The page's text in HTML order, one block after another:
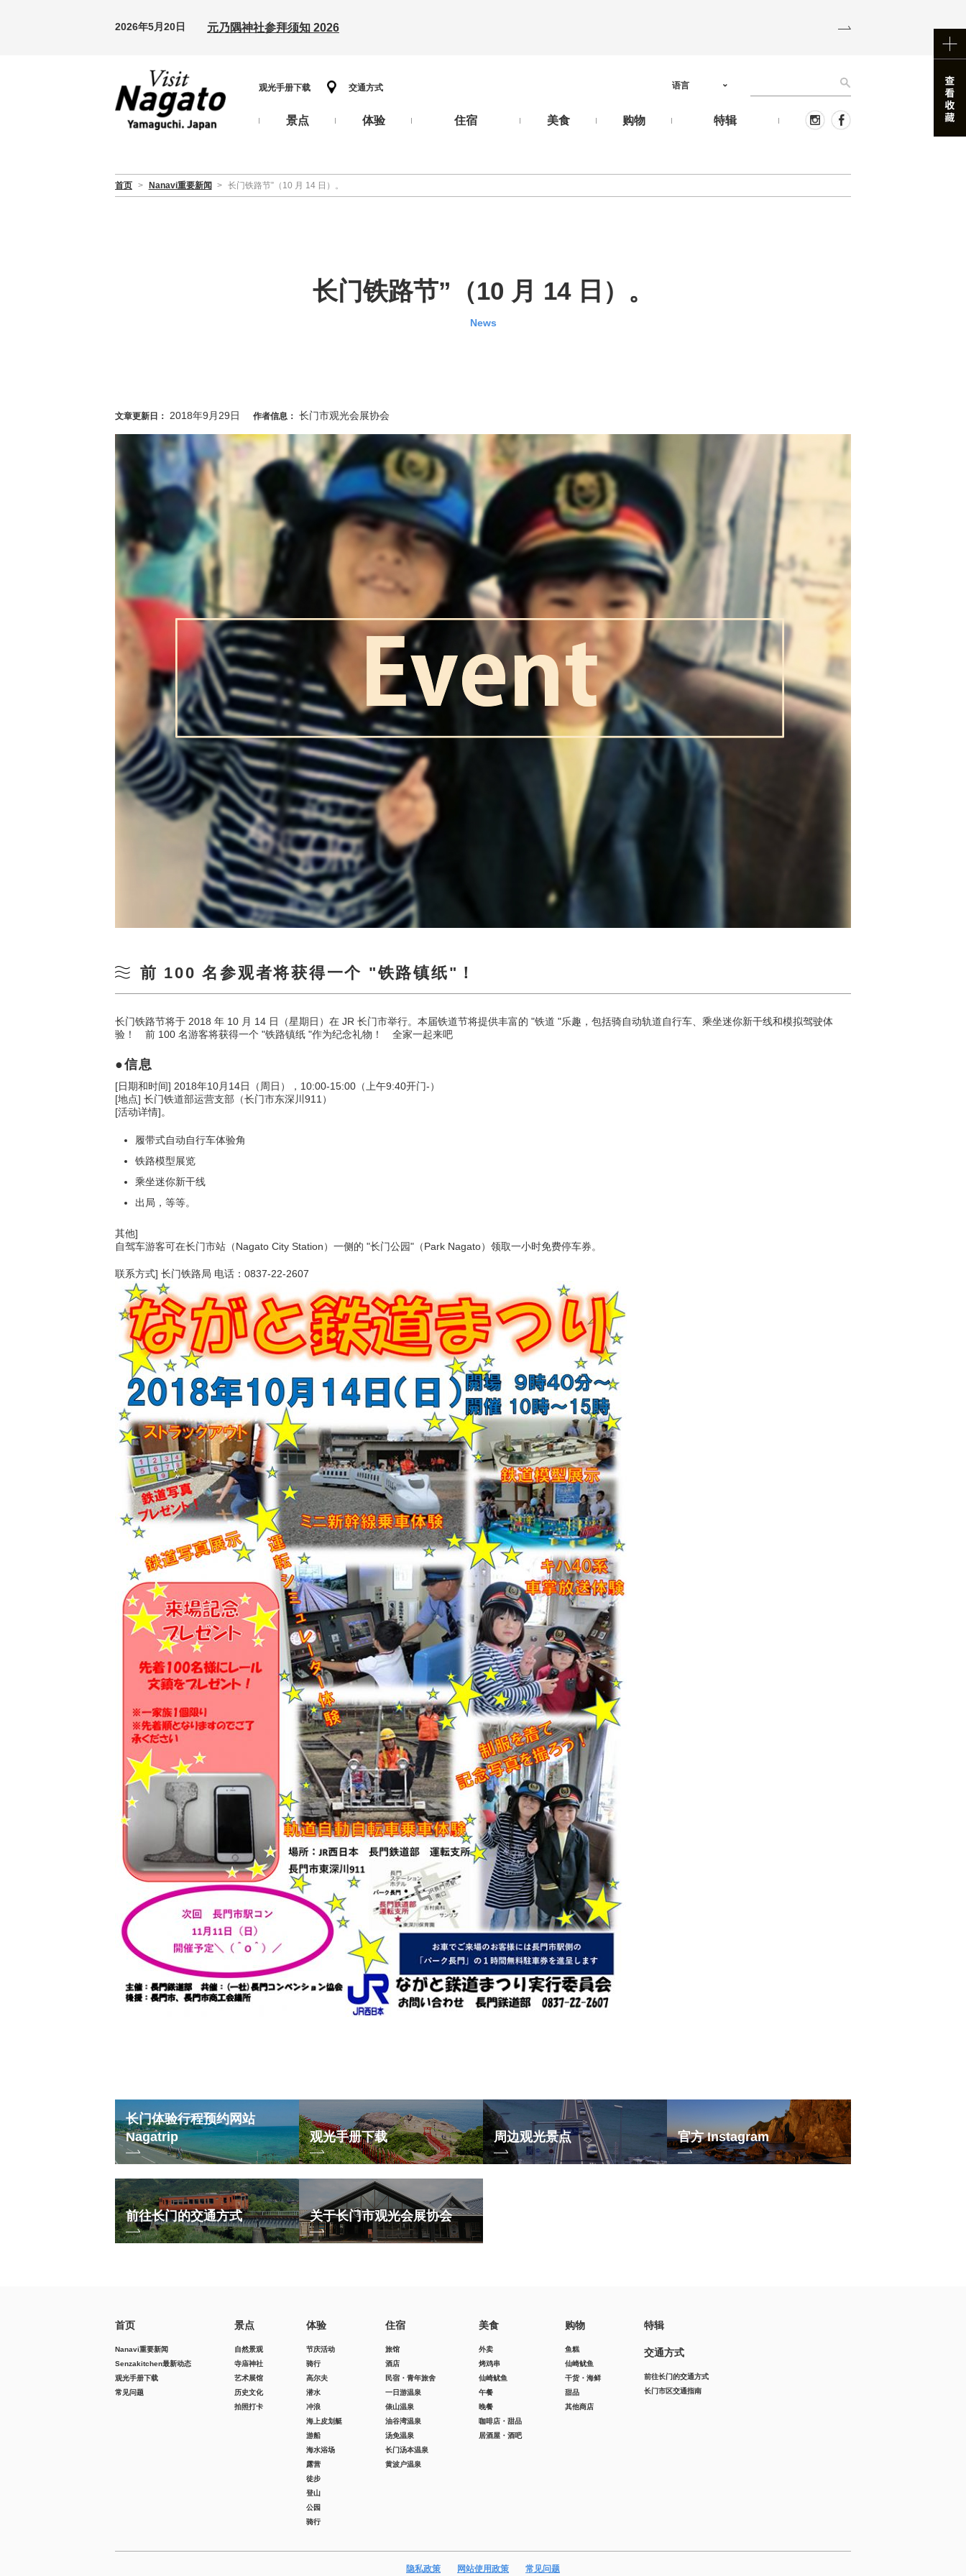
2026年5月20日 元乃隅神社参拜须知 2026
观光手册下载 交通方式
景点 体验 住宿 美食 购物 特辑
语言
首页 > Nanavi重要新闻 > 长门铁路节”（10 月 14 日）。
长门铁路节”（10 月 14 日）。
News
文章更新日： 2018年9月29日 作者信息： 长门市观光会展协会
前 100 名参观者将获得一个 "铁路镇纸"！
长门铁路节将于 2018 年 10 月 14 日（星期日）在 JR 长门市举行。本届铁道节将提供丰富的 "铁道 "乐趣，包括骑自动轨道自行车、乘坐迷你新干线和模拟驾驶体
验！ 前 100 名游客将获得一个 "铁路镇纸 "作为纪念礼物！ 全家一起来吧
信息
[日期和时间] 2018年10月14日（周日），10:00-15:00（上午9:40开门-）
[地点] 长门铁道部运营支部（长门市东深川911）
[活动详情]。
履带式自动自行车体验角
铁路模型展览
乘坐迷你新干线
出局，等等。
其他]
自驾车游客可在长门市站（Nagato City Station）一侧的 "长门公园"（Park Nagato）领取一小时免费停车券。
联系方式] 长门铁路局 电话：0837-22-2607
长门体验行程预约网站
Nagatrip
观光手册下载 周边观光景点 官方 Instagram
前往长门的交通方式 关于长门市观光会展协会
首页
Nanavi重要新闻
Senzakitchen最新动态
观光手册下载
常见问题
景点
自然景观
寺庙神社
艺术展馆
历史文化
拍照打卡
体验
节庆活动
骑行
高尔夫
潜水
冲浪
海上皮划艇
游船
海水浴场
露营
徒步
登山
公园
骑行
住宿
旅馆
酒店
民宿・青年旅舍
一日游温泉
俵山温泉
油谷湾温泉
汤免温泉
长门汤本温泉
黄波户温泉
美食
外卖
烤鸡串
仙崎鱿鱼
午餐
晚餐
咖啡店・甜品
居酒屋・酒吧
购物
鱼糕
仙崎鱿鱼
干货・海鲜
甜品
其他商店
特辑
交通方式
前往长门的交通方式
长门市区交通指南
隐私政策 网站使用政策 常见问题